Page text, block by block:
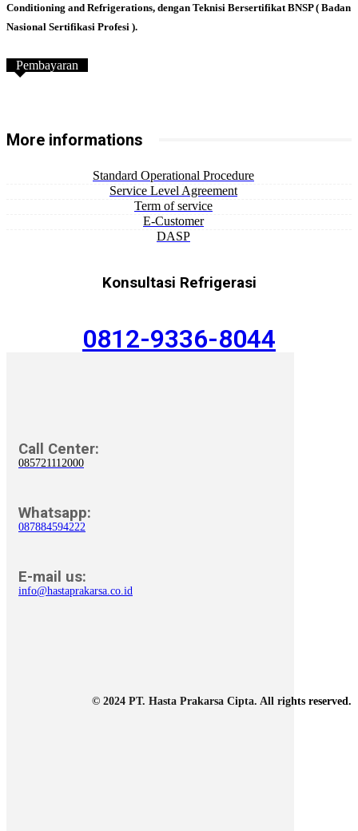
Conditioning and Refrigerations, dengan Teknisi Bersertifikat BNSP ( Badan
Nasional Sertifikasi Profesi ).
Pembayaran
More informations
Standard Operational Procedure
Service Level Agreement
Term of service
E-Customer
DASP
Konsultasi Refrigerasi
0812-9336-8044
Call Center:
085721112000
Whatsapp:
087884594222
E-mail us:
info@hastaprakarsa.co.id
© 2024 PT. Hasta Prakarsa Cipta. All rights reserved.